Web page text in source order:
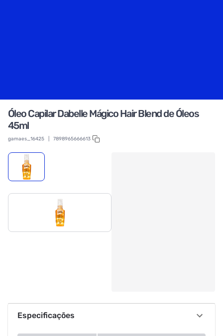
Óleo Capilar Dabelle Mágico Hair Blend de Óleos
45ml
gamaes_16425 7898965666613
Especificações